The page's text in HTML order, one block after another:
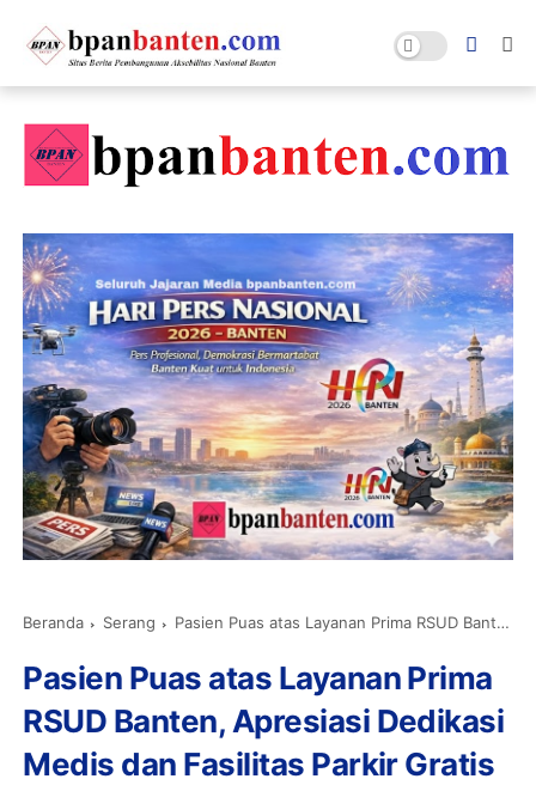
Beranda Serang Pasien Puas atas Layanan Prima RSUD Banten, Apresiasi Dedikasi Medis dan Fasilitas Parkir Gratis
Pasien Puas atas Layanan Prima
RSUD Banten, Apresiasi Dedikasi
Medis dan Fasilitas Parkir Gratis